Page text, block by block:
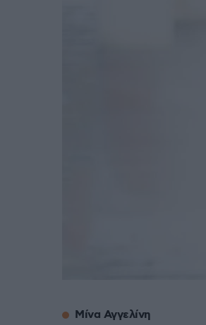
Μίνα Αγγελίνη